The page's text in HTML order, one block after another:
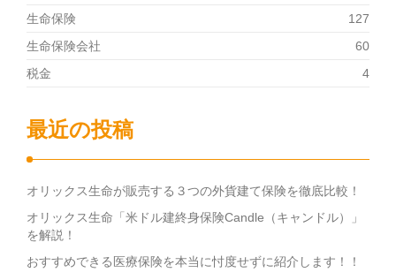
生命保険
127
生命保険会社
60
税金
4
最近の投稿
オリックス生命が販売する３つの外貨建て保険を徹底比較！
オリックス生命「米ドル建終身保険Candle（キャンドル）」
を解説！
おすすめできる医療保険を本当に忖度せずに紹介します！！